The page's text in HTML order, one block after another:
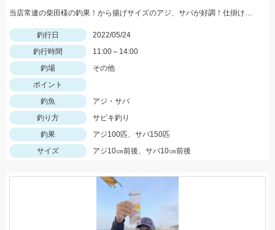
当店常連の柴田様の釣果！から揚げサイズのアジ、サバが好調！仕掛けはママカリサビキ3～5号でOK！
釣行日
2022/05/24
釣行時間
11:00～14:00
釣場
その他
ポイント
釣魚
アジ・サバ
釣り方
サビキ釣り
釣果
アジ100匹、サバ150匹
サイズ
アジ10㎝前後、サバ10㎝前後